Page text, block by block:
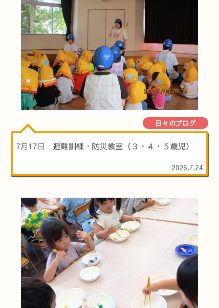
日々のブログ
7月17日 避難訓練・防災教室（３・４・５歳児）
2026.7.24